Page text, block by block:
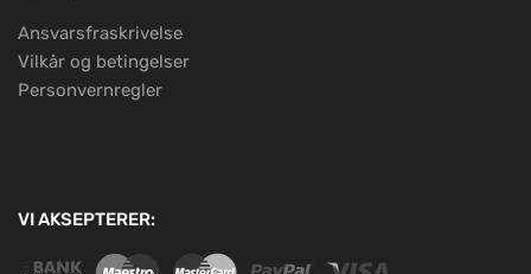
Ansvarsfraskrivelse
Vilkår og betingelser
Personvernregler
VI AKSEPTERER: